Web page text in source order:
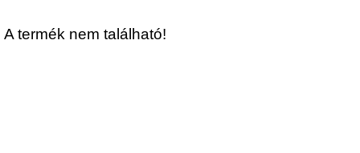
A termék nem található!